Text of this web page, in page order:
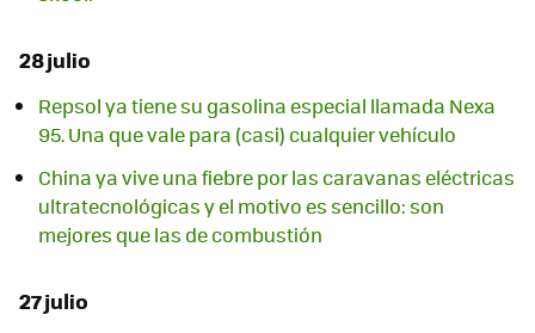
28 julio
Repsol ya tiene su gasolina especial llamada Nexa
95. Una que vale para (casi) cualquier vehículo
China ya vive una fiebre por las caravanas eléctricas
ultratecnológicas y el motivo es sencillo: son
mejores que las de combustión
27 julio